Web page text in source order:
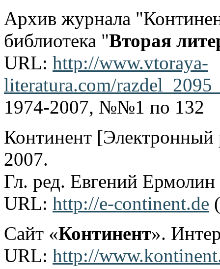
Архив журнала
библиотека "Вторая
URL: http://www.vtoraya-
literatura.com/
1974-2007, №№1 по 132
Континент [Электронный
2007.
Гл. ред. Евгений Ермолин
URL: http://e-continent.de
Сайт «Континент».
URL: http://